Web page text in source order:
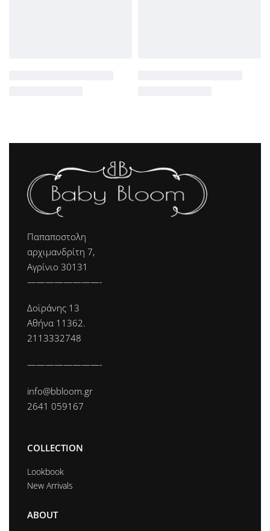
Παπαποστολη
αρχιμανδρίτη 7,
Αγρίνιο 30131
————————-
Δοϊράνης 13
Αθήνα 11362.
2113332748
————————-
info@bbloom.gr
2641 059167
COLLECTION
Lookbook
New Arrivals
ABOUT